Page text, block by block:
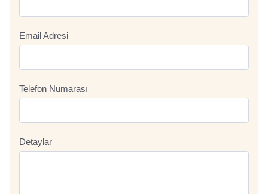
Email Adresi
Telefon Numarası
Detaylar